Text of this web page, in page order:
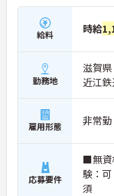
給料 時給
勤務地
滋賀
近江
雇用形態 非常
応募要件
■無
験：
須